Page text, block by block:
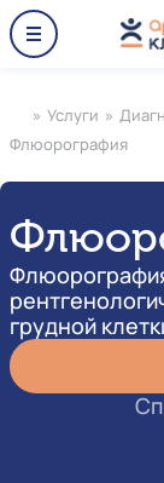
» Услуги »
Флюорография
грудной